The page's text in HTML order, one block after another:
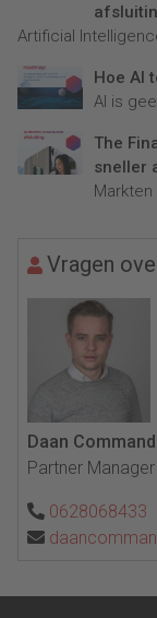
Artificial
Hoe AI
AI is
The
sneller
Vragen
Daan
Partner Manager
0628068433